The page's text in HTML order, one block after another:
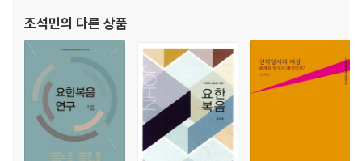
조석민의 다른 상품